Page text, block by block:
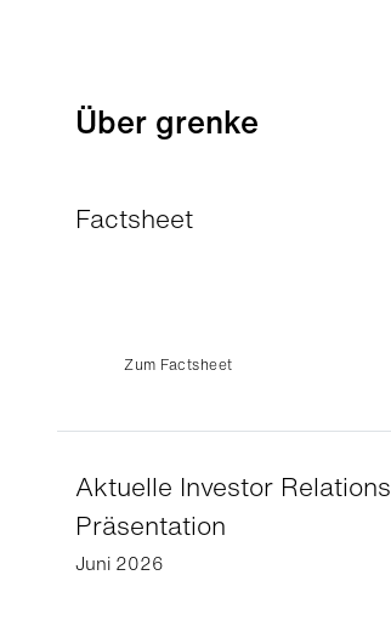
Über grenke
Factsheet
Zum Factsheet
Aktuelle Investor Relations
Präsentation
Juni 2026